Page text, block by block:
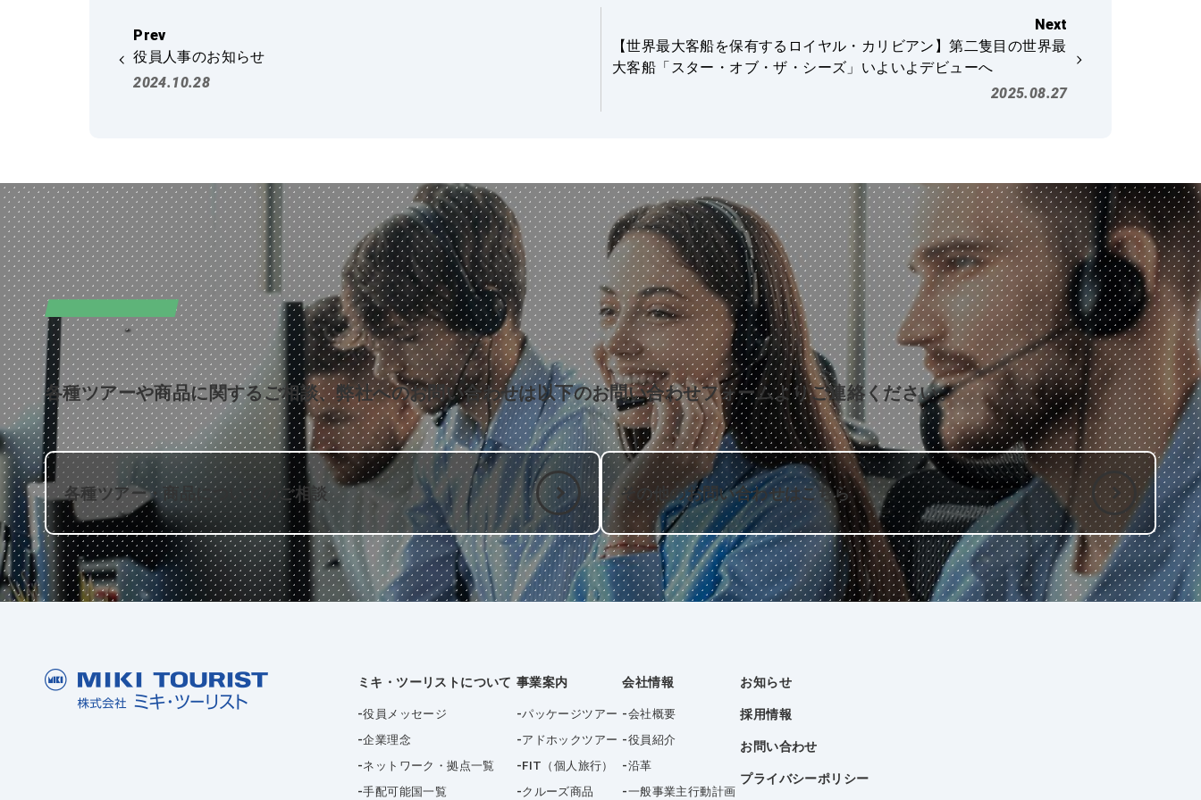
役員人事のお知らせ
2024.10.28
【世界最大客船を保有するロイヤル・カリビアン】第二隻目の世界最
大客船「スター・オブ・ザ・シーズ」いよいよデビューへ
2025.08.27
CONTACT
お問い合わせ
各種ツアーや商品に関するご相談、弊社へのお問い合わせは以下のお問い合わせフォームよりご連絡ください。
各種ツアー・商品についてのご相談 その他のお問い合わせはこちら
ミキ・ツーリストについて
役員メッセージ
企業理念
ネットワーク・拠点一覧
手配可能国一覧
事業案内
パッケージツアー
アドホックツアー
FIT（個人旅行）
クルーズ商品
会社情報
会社概要
役員紹介
沿革
一般事業主行動計画
お知らせ
採用情報
お問い合わせ
プライバシーポリシー